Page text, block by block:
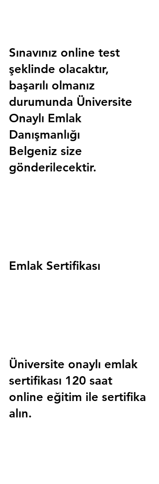
Sınavınız online test
şeklinde olacaktır,
başarılı olmanız
durumunda Üniversite
Onaylı Emlak
Danışmanlığı
Belgeniz size
gönderilecektir.
Emlak Sertifikası
Üniversite onaylı emlak
sertifikası 120 saat
online eğitim ile sertifika
alın.